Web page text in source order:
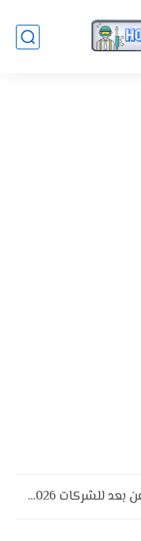
أفضل برامج التحكم عن بعد للشركات 2026 أمان، أداء، واحترافية